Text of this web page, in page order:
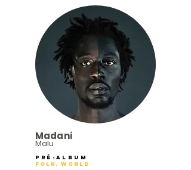
Madani
Malu
Pré-Album
Folk, World